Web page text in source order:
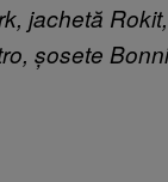
jachetă
șosete